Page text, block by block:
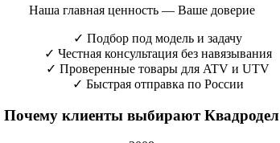
Наша главная ценность — Ваше доверие
✓ Подбор под модель и задачу
✓ Честная консультация без навязывания
✓ Проверенные товары для ATV и UTV
✓ Быстрая отправка по России
Почему клиенты выбирают Квадродел